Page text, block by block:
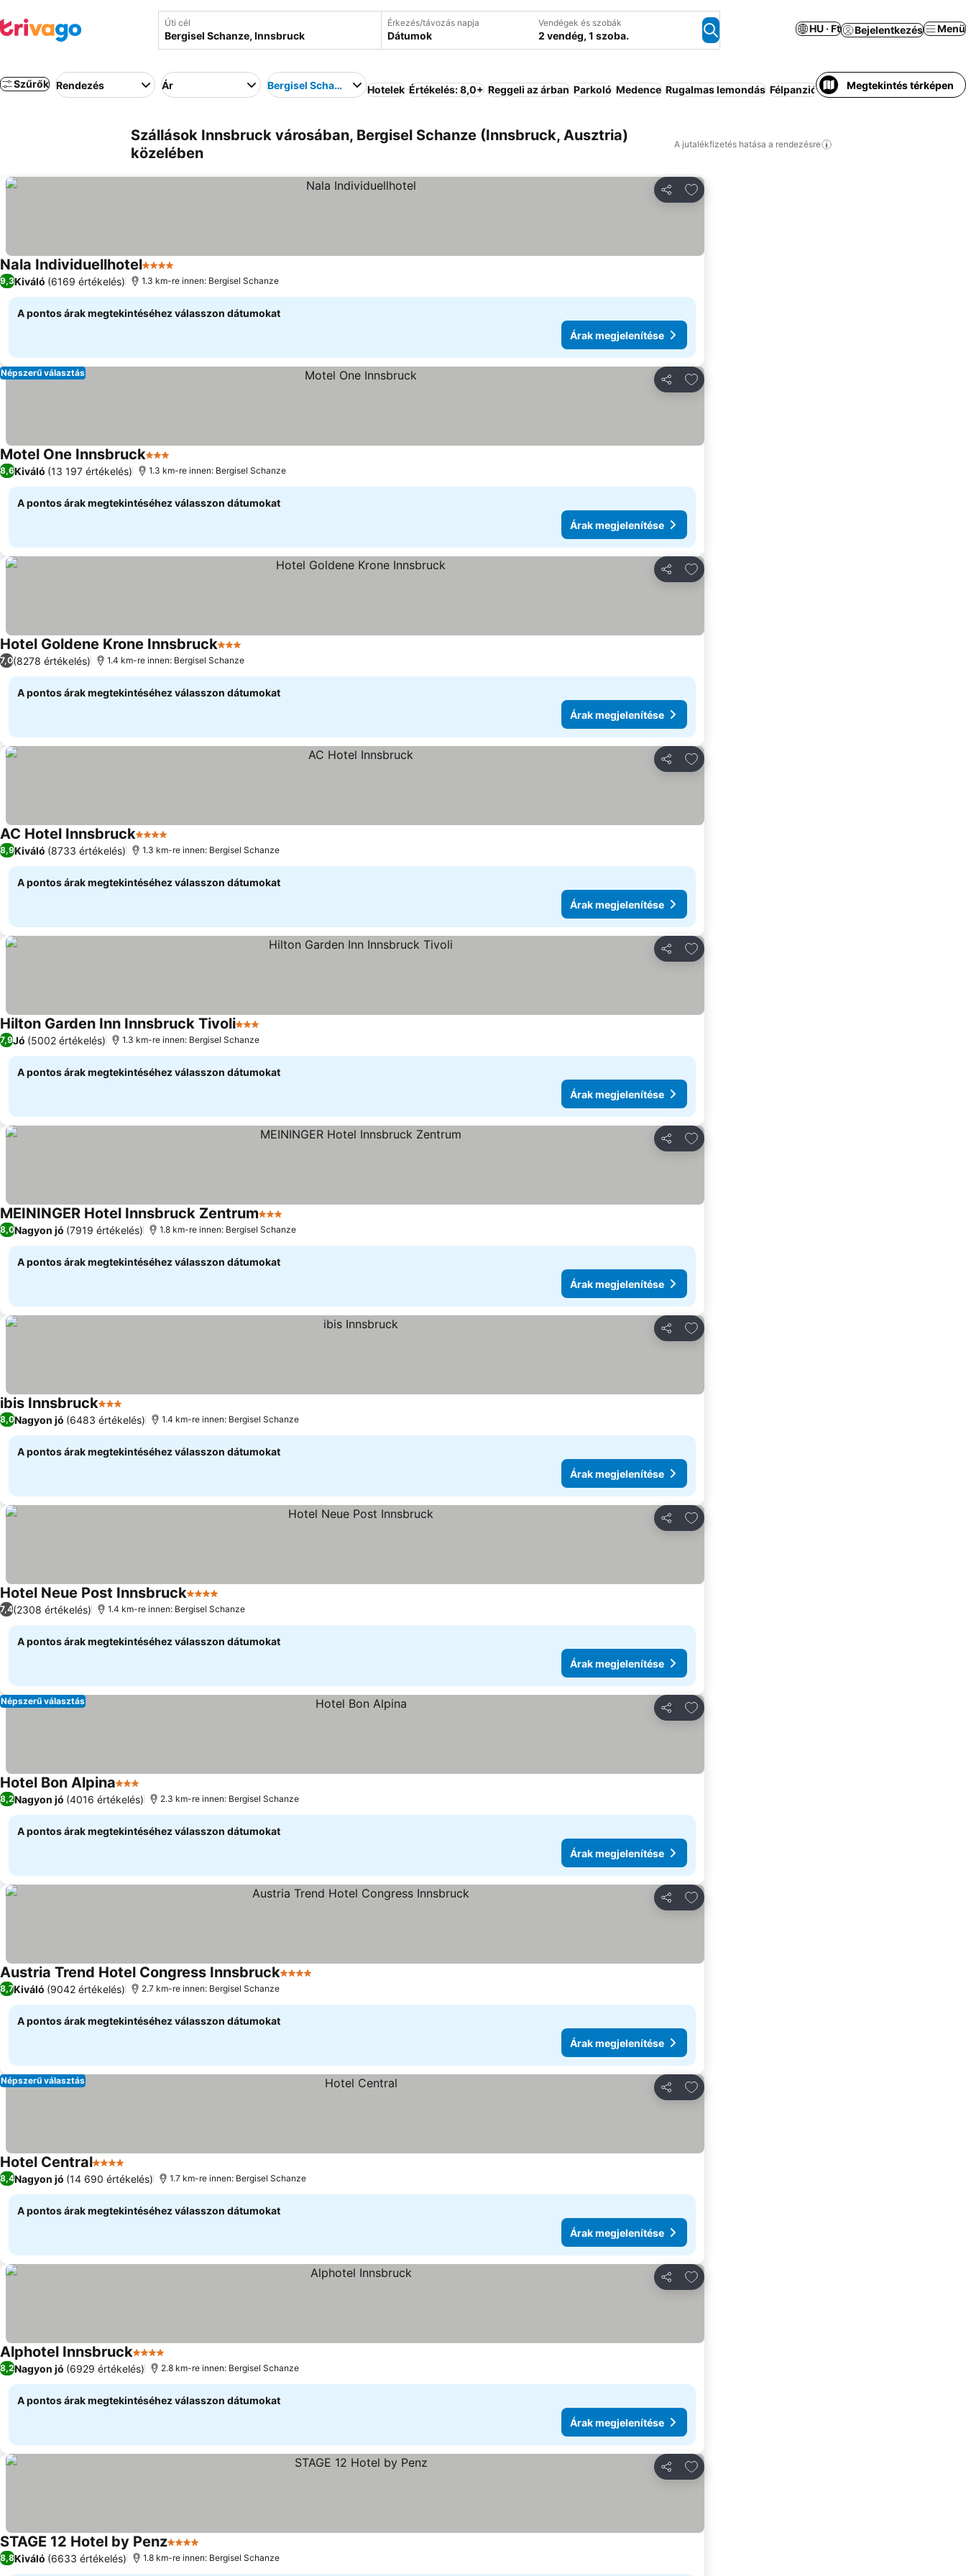
Úti cél Érkezés/távozás napja
Dátumok
Vendégek és szobák
2 vendég, 1 szoba.
HU · Ft Bejelentkezés Menü
Szűrők Rendezés Ár Bergisel Schanze Hotelek Értékelés: 8,0+ Reggeli az árban Parkoló Medence Rugalmas lemondás Félpanzió Légkondicionáló
Megtekintés térképen
Szállások Innsbruck városában, Bergisel Schanze (Innsbruck, Ausztria)
közelében
A jutalékfizetés hatása a rendezésre
Megosztás
Hozzáadás a kedvencekhez
Nala Individuellhotel4 Kategória
9,3Kiváló (6169 értékelés) 1.3 km-re innen: Bergisel Schanze
A pontos árak megtekintéséhez válasszon dátumokat
Árak megjelenítése
Megosztás
Hozzáadás a kedvencekhez
Népszerű választás
Motel One Innsbruck3 Kategória
8,6Kiváló (13 197 értékelés) 1.3 km-re innen: Bergisel Schanze
A pontos árak megtekintéséhez válasszon dátumokat
Árak megjelenítése
Megosztás
Hozzáadás a kedvencekhez
Hotel Goldene Krone Innsbruck3 Kategória
7,0(8278 értékelés) 1.4 km-re innen: Bergisel Schanze
A pontos árak megtekintéséhez válasszon dátumokat
Árak megjelenítése
Megosztás
Hozzáadás a kedvencekhez
AC Hotel Innsbruck4 Kategória
8,9Kiváló (8733 értékelés) 1.3 km-re innen: Bergisel Schanze
A pontos árak megtekintéséhez válasszon dátumokat
Árak megjelenítése
Megosztás
Hozzáadás a kedvencekhez
Hilton Garden Inn Innsbruck Tivoli3 Kategória
7,9Jó (5002 értékelés) 1.3 km-re innen: Bergisel Schanze
A pontos árak megtekintéséhez válasszon dátumokat
Árak megjelenítése
Megosztás
Hozzáadás a kedvencekhez
MEININGER Hotel Innsbruck Zentrum3 Kategória
8,0Nagyon jó (7919 értékelés) 1.8 km-re innen: Bergisel Schanze
A pontos árak megtekintéséhez válasszon dátumokat
Árak megjelenítése
Megosztás
Hozzáadás a kedvencekhez
ibis Innsbruck3 Kategória
8,0Nagyon jó (6483 értékelés) 1.4 km-re innen: Bergisel Schanze
A pontos árak megtekintéséhez válasszon dátumokat
Árak megjelenítése
Megosztás
Hozzáadás a kedvencekhez
Hotel Neue Post Innsbruck4 Kategória
7,4(2308 értékelés) 1.4 km-re innen: Bergisel Schanze
A pontos árak megtekintéséhez válasszon dátumokat
Árak megjelenítése
Megosztás
Hozzáadás a kedvencekhez
Népszerű választás
Hotel Bon Alpina3 Kategória
8,2Nagyon jó (4016 értékelés) 2.3 km-re innen: Bergisel Schanze
A pontos árak megtekintéséhez válasszon dátumokat
Árak megjelenítése
Megosztás
Hozzáadás a kedvencekhez
Austria Trend Hotel Congress Innsbruck4 Kategória
8,7Kiváló (9042 értékelés) 2.7 km-re innen: Bergisel Schanze
A pontos árak megtekintéséhez válasszon dátumokat
Árak megjelenítése
Megosztás
Hozzáadás a kedvencekhez
Népszerű választás
Hotel Central4 Kategória
8,4Nagyon jó (14 690 értékelés) 1.7 km-re innen: Bergisel Schanze
A pontos árak megtekintéséhez válasszon dátumokat
Árak megjelenítése
Megosztás
Hozzáadás a kedvencekhez
Alphotel Innsbruck4 Kategória
8,2Nagyon jó (6929 értékelés) 2.8 km-re innen: Bergisel Schanze
A pontos árak megtekintéséhez válasszon dátumokat
Árak megjelenítése
Megosztás
Hozzáadás a kedvencekhez
STAGE 12 Hotel by Penz4 Kategória
8,8Kiváló (6633 értékelés) 1.8 km-re innen: Bergisel Schanze